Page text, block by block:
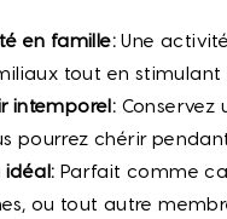
en famille:Une
tout en
intemporel: Conservez
pourrez chérir
idéal: Parfait comme
ou tout autre